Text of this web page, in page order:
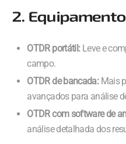
2.
OTDR portátil:Leve e
campo.
OTDR de bancada:Mais
avançados para análise
OTDR com software de
análise detalhada dos